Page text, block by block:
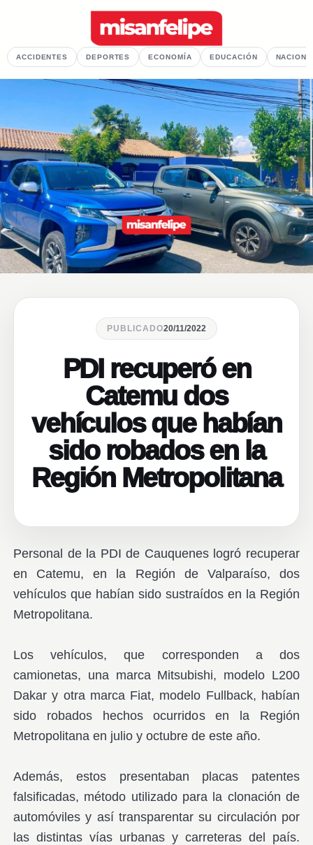
ACCIDENTES DEPORTES ECONOMÍA EDUCACIÓN
PUBLICADO20/11/2022
PDI recuperó en
Catemu dos
vehículos que habían
sido robados en la
Región Metropolitana
Personal de la PDI de Cauquenes logró recuperar
en Catemu, en la Región de Valparaíso, dos
vehículos que habían sido sustraídos en la Región
Metropolitana.
Los vehículos, que corresponden a dos
camionetas, una marca Mitsubishi, modelo L200
Dakar y otra marca Fiat, modelo Fullback, habían
sido robados hechos ocurridos en la Región
Metropolitana en julio y octubre de este año.
Además, estos presentaban placas patentes
falsificadas, método utilizado para la clonación de
automóviles y así transparentar su circulación por
las distintas vías urbanas y carreteras del país.